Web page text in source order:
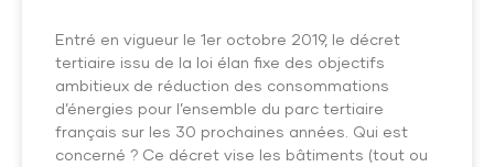
Entré en vigueur le 1er octobre 2019, le décret
tertiaire issu de la loi élan fixe des objectifs
ambitieux de réduction des consommations
d’énergies pour l’ensemble du parc tertiaire
français sur les 30 prochaines années. Qui est
concerné ? Ce décret vise les bâtiments (tout ou